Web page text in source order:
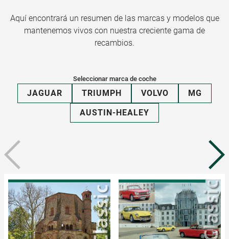
Aquí encontrará un resumen de las marcas y modelos que
mantenemos vivos con nuestra creciente gama de
recambios.
Seleccionar marca de coche
JAGUAR TRIUMPH VOLVO
MG
AUSTIN-HEALEY